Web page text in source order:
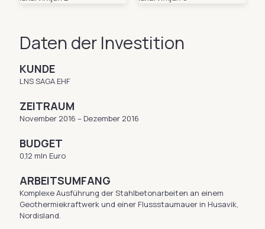
Daten der Investition
KUNDE
LNS SAGA EHF
ZEITRAUM
November 2016 – Dezember 2016
BUDGET
0,12 mln Euro
ARBEITSUMFANG
Komplexe Ausführung der Stahlbetonarbeiten an einem
Geothermiekraftwerk und einer Flussstaumauer in Husavik,
Nordisland.